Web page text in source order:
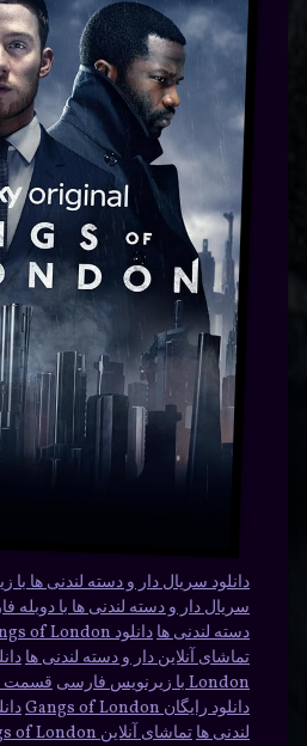
دانلود سریال دار و دسته لندنی ها
سریال دار و دسته لندنی ها با دوبله
دسته لندنی هادانلود Gangs of London دوبله فارسی
تماشای آنلاین دار و دسته لندنی ها
London با زیرنویس فارسی
قسمت
دانلود رایگان Gangs of London
لندنی هاتماشای آنلاین Gangs of London